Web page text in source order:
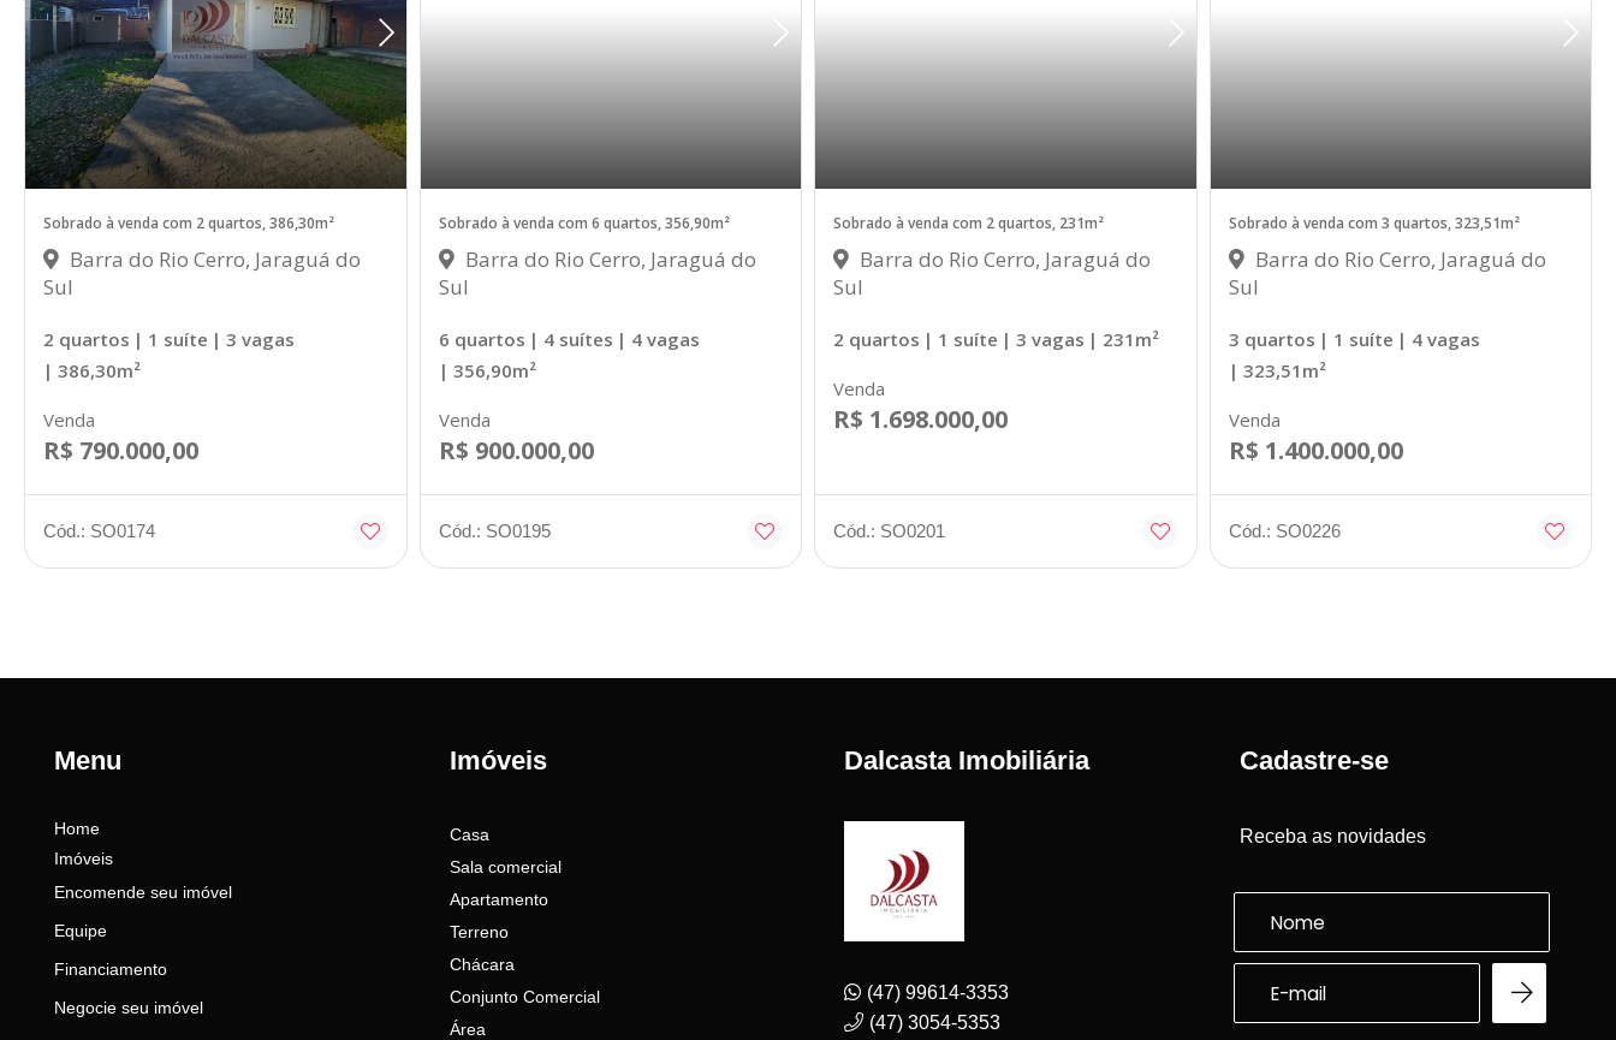
Sobrado à venda com 2 quartos, 386,30m²
Barra do Rio Cerro, Jaraguá do
Sul
2 quartos | 1 suíte | 3 vagas
| 386,30m²
Venda
R$ 790.000,00
Cód.: SO0174
Sobrado à venda com 6 quartos, 356,90m²
Barra do Rio Cerro, Jaraguá do
Sul
6 quartos | 4 suítes | 4 vagas
| 356,90m²
Venda
R$ 900.000,00
Cód.: SO0195
Sobrado à venda com 2 quartos, 231m²
Barra do Rio Cerro, Jaraguá do
Sul
2 quartos | 1 suíte | 3 vagas | 231m²
Venda
R$ 1.698.000,00
Cód.: SO0201
Sobrado à venda com 3 quartos, 323,51m²
Barra do Rio Cerro, Jaraguá do
Sul
3 quartos | 1 suíte | 4 vagas
| 323,51m²
Venda
R$ 1.400.000,00
Cód.: SO0226
Menu
Home
Imóveis
Encomende seu imóvel
Equipe
Financiamento
Negocie seu imóvel
Imóveis
Casa
Sala comercial
Apartamento
Terreno
Chácara
Conjunto Comercial
Área
Dalcasta Imobiliária
(47) 99614-3353
(47) 3054-5353
Cadastre-se
Receba as novidades